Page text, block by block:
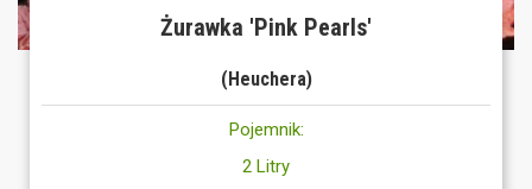
Żurawka 'Pink Pearls'
(Heuchera)
Pojemnik:
2 Litry